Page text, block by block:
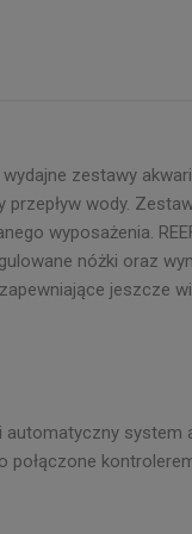
wydajne zestawy
przepływ wody.
wyposażenia.
nóżki oraz
jeszcze
automatyczny
połączone